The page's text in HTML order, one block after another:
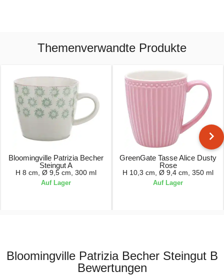
Themenverwandte Produkte
Bloomingville Patrizia Becher
Steingut A
H 8 cm, Ø 9,5 cm, 300 ml
Auf Lager
GreenGate Tasse Alice Dusty
Rose
H 10,3 cm, Ø 9,4 cm, 350 ml
Auf Lager
Bloomingville Patrizia Becher Steingut B
Bewertungen